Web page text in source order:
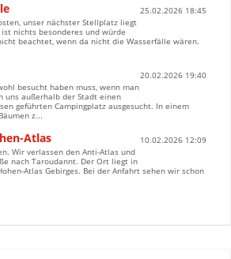
25.02.2026 18:45
unser nächster Stellplatz liegt
nichts besonderes und würde
beachtet, wenn da nicht die Wasserfälle wären.
20.02.2026 19:40
besucht haben muss, wenn man
uns außerhalb der Stadt einen
geführten Campingplatz ausgesucht. In einem
z...
Atlas
10.02.2026 12:09
Wir verlassen den Anti-Atlas und
nach Taroudannt. Der Ort liegt in
Atlas Gebirges. Bei der Anfahrt sehen wir schon